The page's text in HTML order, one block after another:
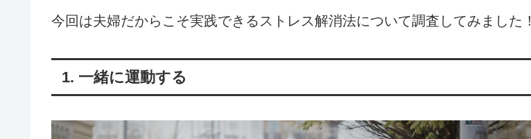
今回は夫婦だからこそ実践できるストレス解消法について調査してみました！
1. 一緒に運動する